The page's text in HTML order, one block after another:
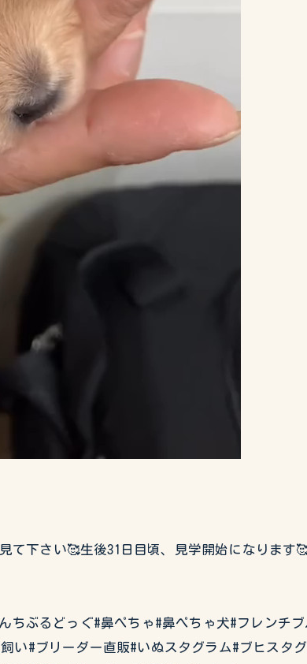
て下さい🥰生後31日目頃、見学開始になります
んちぶるどっぐ#鼻ぺちゃ#鼻ぺちゃ犬#フレンチ
い#ブリーダー直販#いぬスタグラム#ブヒスタ